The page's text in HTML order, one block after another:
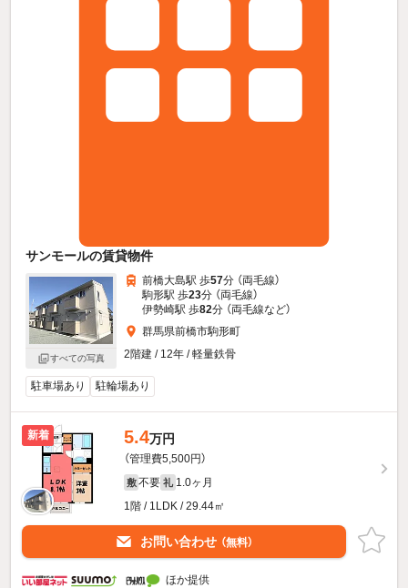
サンモールの賃貸物件
すべての写真
前橋大島駅 歩57分 （両毛線）
駒形駅 歩23分 （両毛線）
伊勢崎駅 歩82分 （両毛線など）
群馬県前橋市駒形町
2階建 / 12年 / 軽量鉄骨
駐車場あり 駐輪場あり
新着 5.4万円
（管理費5,500円）
敷 不要 礼 1.0ヶ月
1階 / 1LDK / 29.44㎡
お問い合わせ （無料）
ほか提供